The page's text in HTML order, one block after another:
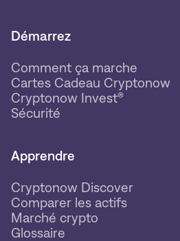
Démarrez
Comment ça marche
Cartes Cadeau Cryptonow
Cryptonow Invest®
Sécurité
Apprendre
Cryptonow Discover
Comparer les actifs
Marché crypto
Glossaire